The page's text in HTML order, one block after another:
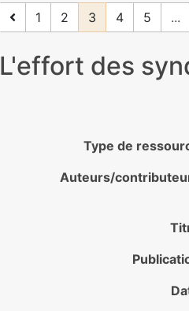
1 2 3 4 5 ...
L'effort des
Type de
Auteurs/